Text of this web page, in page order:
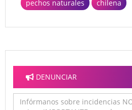
pechos naturales
chilena
DENUNCIAR